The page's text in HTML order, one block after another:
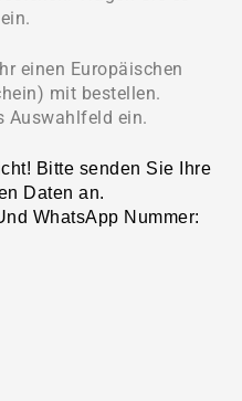
einen Europäischen
mit bestellen.
Auswahlfeld ein.
Bitte senden Sie Ihre
Daten an.
WhatsApp Nummer: